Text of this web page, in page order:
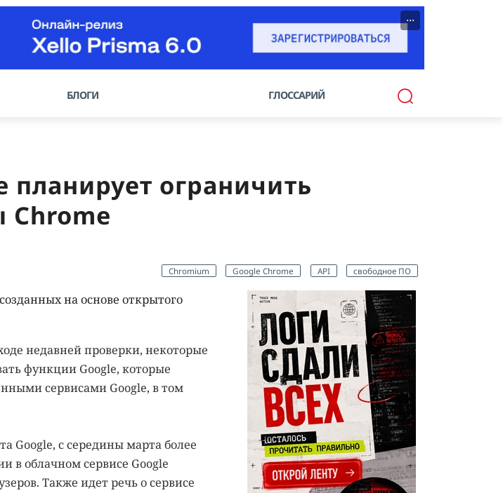
···
БЛОГИ ГЛОССАРИЙ
планирует ограничить
Chrome
Chromium Google Chrome API свободное ПО
на основе открытого
недавней проверки, некоторые
функции Google, которые
сервисами Google, в том
Google, с середины марта более
в облачном сервисе Google
Также идет речь о сервисе